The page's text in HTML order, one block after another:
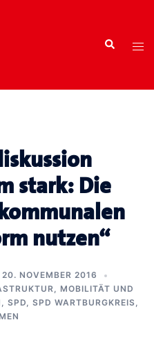
Search
stark: Die
nutzen“
20. NOVEMBER 2016
MOBILITÄT UND
, SPD, SPD WARTBURGKREIS,